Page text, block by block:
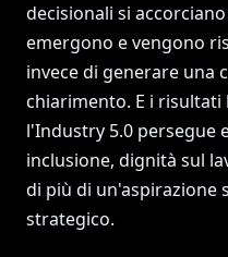
decisionali si
emergono e vengono
invece di generare una
chiarimento. E i
l'Industry 5.0 persegue
inclusione, dignità sul
di più di un'aspirazione
strategico.